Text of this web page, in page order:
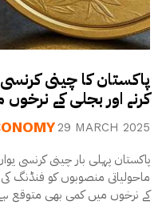
پاکستان کا چینی کرنسی
کرنے اور بجلی کے
29 MARCH 2025
پاکستان پہلی بار چینی کرنسی
ماحولیاتی منصوبوں کو فنڈنگ
کے نرخوں میں کمی بھی متوقع